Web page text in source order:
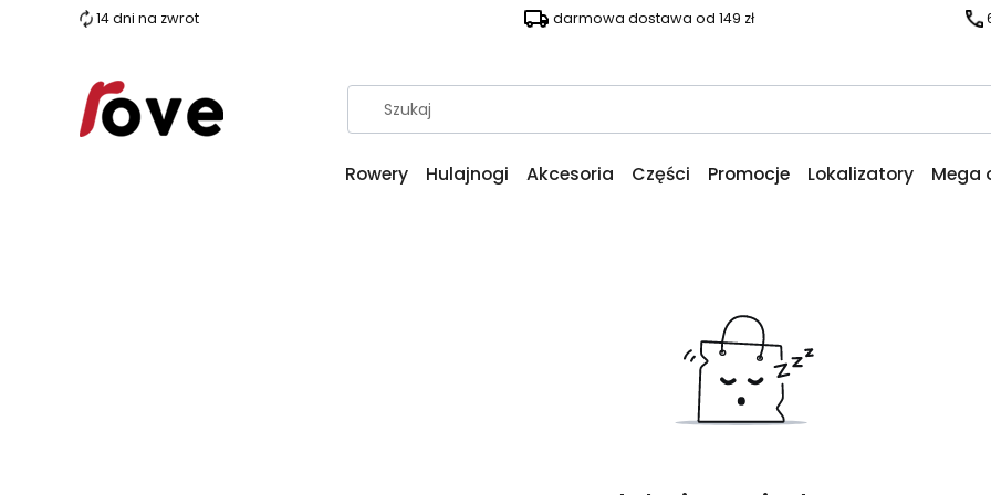
14 dni na zwrot darmowa dostawa od 149 zł
Rowery Hulajnogi Akcesoria Części Promocje Lokalizatory Mega